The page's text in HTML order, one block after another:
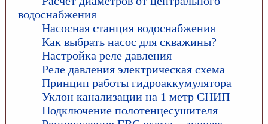
водоснабжения
Насосная станция водоснабжения
Как выбрать насос для скважины?
Настройка реле давления
Реле давления электрическая схема
Принцип работы гидроаккумулятора
Уклон канализации на 1 метр СНИП
Подключение полотенцесушителя